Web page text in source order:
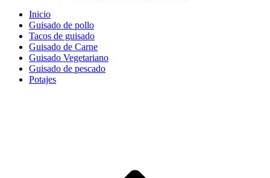
Inicio
Guisado de pollo
Tacos de guisado
Guisado de Carne
Guisado Vegetariano
Guisado de pescado
Potajes